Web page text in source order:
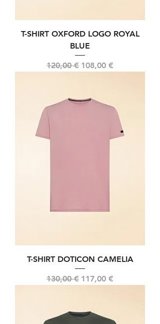
T-SHIRT OXFORD LOGO ROYAL
BLUE
Prix original
120,00 € Prix promotionnel
108,00 €
T-SHIRT DOTICON CAMELIA
Prix original
130,00 € Prix promotionnel
117,00 €